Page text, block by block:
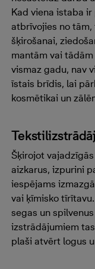
Kad viena istaba
atbrīvojies no
šķirošanai,
mantām vai
vismaz gadu, nav
īstais brīdis, lai
kosmētikai un
Šķirojot
aizkarus, izpurini
iespējams
vai ķīmisko
segas un
izstrādājumiem
plaši atvērt logus